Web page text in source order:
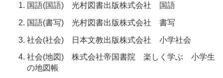
国語(国語) 光村図書出版株式会社 国語
国語(書写) 光村図書出版株式会社 書写
社会(社会) 日本文教出版株式会社 小学社会
社会(地図) 株式会社帝国書院 楽しく学ぶ 小学生
の地図帳